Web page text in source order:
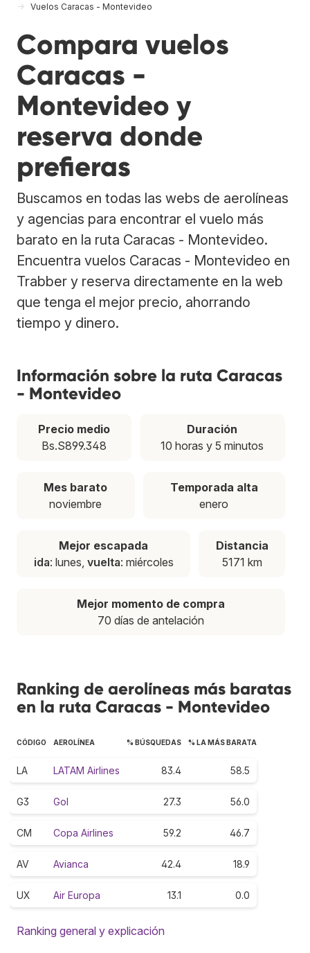
Vuelos Caracas - Montevideo
Compara vuelos
Caracas -
Montevideo y
reserva donde
prefieras
Buscamos en todas las webs de aerolíneas
y agencias para encontrar el vuelo más
barato en la ruta Caracas - Montevideo.
Encuentra vuelos Caracas - Montevideo en
Trabber y reserva directamente en la web
que tenga el mejor precio, ahorrando
tiempo y dinero.
Información sobre la ruta Caracas
- Montevideo
Precio medio
Bs.S899.348
Duración
10 horas y 5 minutos
Mes barato
noviembre
Temporada alta
enero
Mejor escapada
ida: lunes, vuelta: miércoles
Distancia
5171 km
Mejor momento de compra
70 días de antelación
Ranking de aerolíneas más baratas
en la ruta Caracas - Montevideo
CÓDIGO AEROLÍNEA % BÚSQUEDAS % LA MÁS BARATA
LA LATAM Airlines 83.4 58.5
G3 Gol 27.3 56.0
CM Copa Airlines 59.2 46.7
AV Avianca 42.4 18.9
UX Air Europa 13.1 0.0
Ranking general y explicación